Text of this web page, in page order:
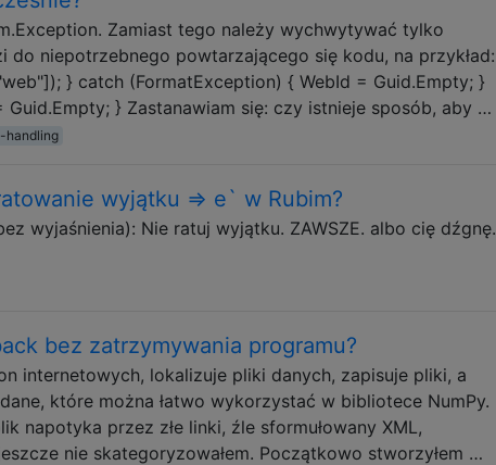
Zamiast tego należy wychwytywać tylko
do niepotrzebnego powtarzającego się kodu, na przykład:
} catch (FormatException) { WebId = Guid.Empty; }
} Zastanawiam się: czy istnieje sposób, aby …
handling
wyjątku => e` w Rubim?
wyjaśnienia): Nie ratuj wyjątku. ZAWSZE. albo cię dźgnę.
bez zatrzymywania programu?
internetowych, lokalizuje pliki danych, zapisuje pliki, a
które można łatwo wykorzystać w bibliotece NumPy.
napotyka przez złe linki, źle sformułowany XML,
nie skategoryzowałem. Początkowo stworzyłem …